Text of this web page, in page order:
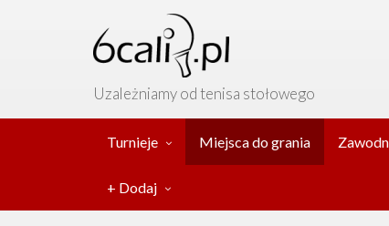
Uzależniamy od tenisa stołowego
Turnieje Miejsca do grania
+ Dodaj